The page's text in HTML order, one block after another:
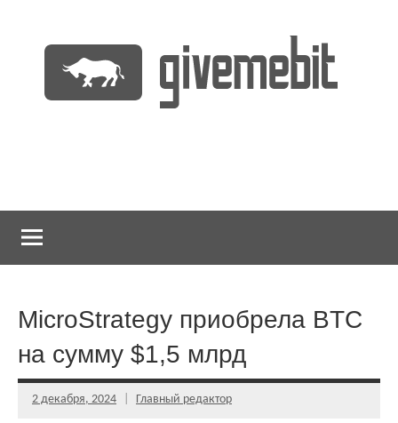
содержимому
MicroStrategy приобрела BTC
на сумму $1,5 млрд
2 декабря, 2024 Главный редактор